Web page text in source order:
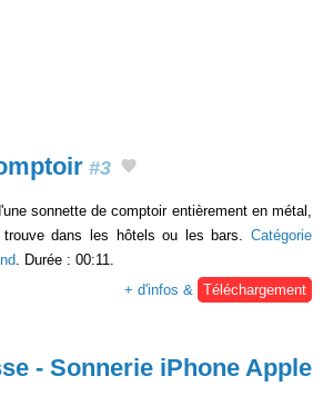
#3
sonnette de comptoir entièrement en métal,
dans les hôtels ou les bars. Catégorie
. Durée : 00:11.
+ d'infos & Téléchargement
- Sonnerie iPhone Apple